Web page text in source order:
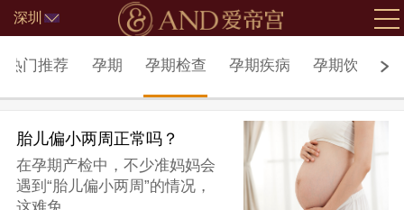
深圳
热门推荐 孕期 孕期检查 孕期疾病 孕期饮食
胎儿偏小两周正常吗？
在孕期产检中，不少准妈妈会
遇到“胎儿偏小两周”的情况，
这难免